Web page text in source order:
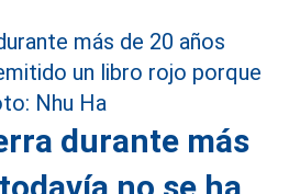
durante más